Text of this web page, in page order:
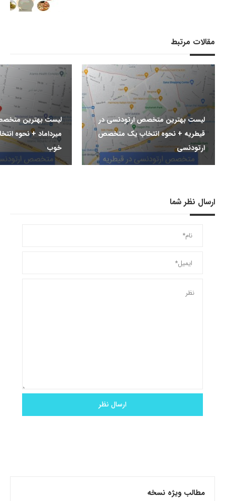
مقالات مرتبط
لیست بهترین متخصص ارتودنسی در
قیطریه + نحوه انتخاب یک متخصص
ارتودنسی
لیست بهترین
میرداماد + نحوه
خوب
ارسال نظر شما
مطالب ویژه نسخه